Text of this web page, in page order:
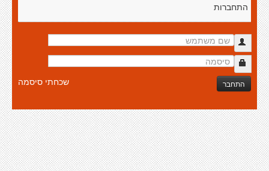
התחברות
התחבר שכחתי סיסמה